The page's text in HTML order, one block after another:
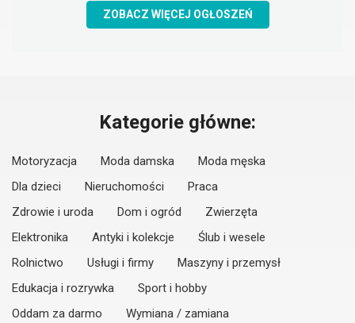
ZOBACZ WIĘCEJ OGŁOSZEŃ
Kategorie główne:
Motoryzacja Moda damska
Moda męska
Dla dzieci
Nieruchomości
Praca
Zdrowie i uroda
Dom i ogród
Zwierzęta
Elektronika
Antyki i kolekcje
Ślub i wesele
Rolnictwo
Usługi i firmy
Maszyny i przemysł
Edukacja i rozrywka
Sport i hobby
Oddam za darmo
Wymiana / zamiana